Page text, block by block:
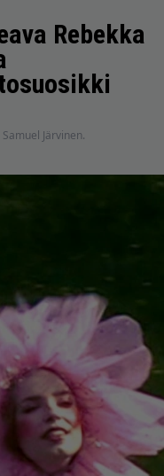
Rebekka
Järvinen.